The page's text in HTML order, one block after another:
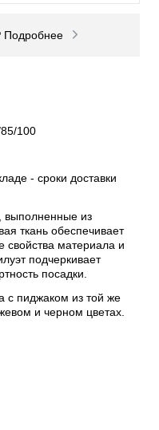
Подробнее
100
- сроки доставки
выполненные из
ткань обеспечивает
материала и
подчеркивает
посадки.
с пиджаком из той же
и черном цветах.